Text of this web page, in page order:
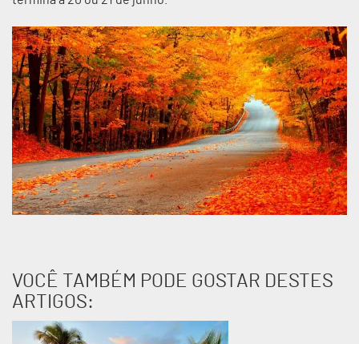
VOCÊ TAMBÉM PODE GOSTAR DESTES
ARTIGOS: